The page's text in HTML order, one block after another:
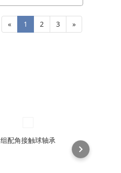
« 1 2 3 »
组配角接触球轴承 70ACM配对